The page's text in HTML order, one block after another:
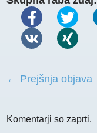
← Prejšnja objava
Komentarji so zaprti.